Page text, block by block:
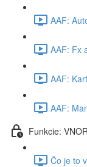
AAF:
AAF: Fx
AAF:
AAF:
Funkcie:
Čo je to